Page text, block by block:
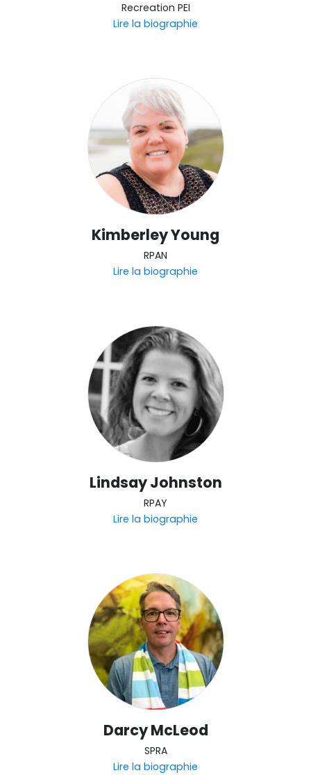
Recreation PEI
Lire la biographie
Kimberley Young
RPAN
Lire la biographie
Lindsay Johnston
RPAY
Lire la biographie
Darcy McLeod
SPRA
Lire la biographie